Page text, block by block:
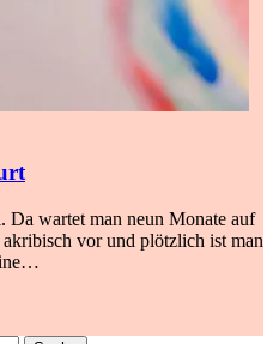
Da wartet man neun Monate auf
vor und plötzlich ist man